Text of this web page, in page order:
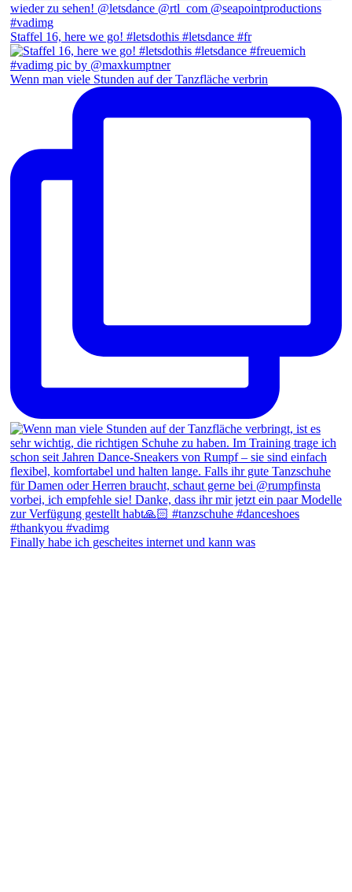
Staffel 16, here we go! #letsdothis #letsdance #fr
Wenn man viele Stunden auf der Tanzfläche verbrin
Finally habe ich gescheites internet und kann was